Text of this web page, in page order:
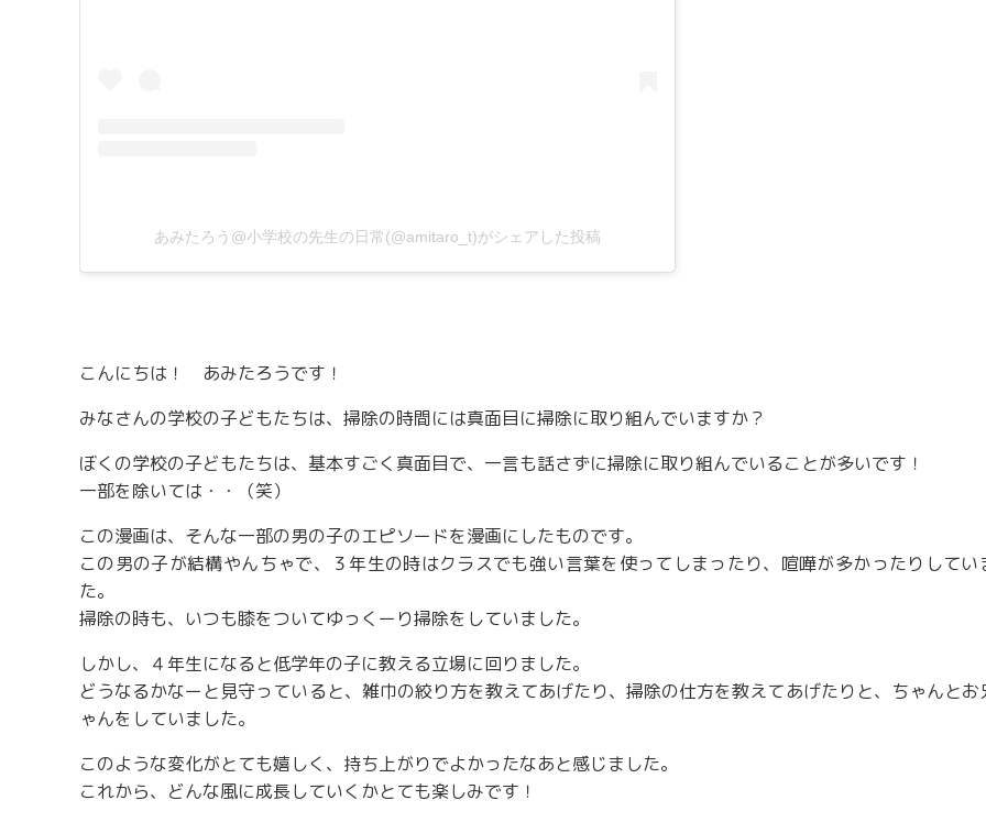
あみたろう@小学校の先生の日常(@amitaro_t)がシェアした投稿
こんにちは！ あみたろうです！
みなさんの学校の子どもたちは、掃除の時間には真面目に掃除に取り組んでいますか？
ぼくの学校の子どもたちは、基本すごく真面目で、一言も話さずに掃除に取り組んでいることが多いです！
一部を除いては・・（笑）
この漫画は、そんな一部の男の子のエピソードを漫画にしたものです。
この男の子が結構やんちゃで、３年生の時はクラスでも強い言葉を使ってしまったり、喧嘩が多かったりしてい
た。
掃除の時も、いつも膝をついてゆっくーり掃除をしていました。
しかし、４年生になると低学年の子に教える立場に回りました。
どうなるかなーと見守っていると、雑巾の絞り方を教えてあげたり、掃除の仕方を教えてあげたりと、ちゃんとお
ゃんをしていました。
このような変化がとても嬉しく、持ち上がりでよかったなあと感じました。
これから、どんな風に成長していくかとても楽しみです！